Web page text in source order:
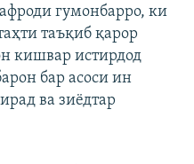
гумонбарро, ки
таъқиб қарор
кишвар истирдод
бар асоси ин
ва зиёдтар